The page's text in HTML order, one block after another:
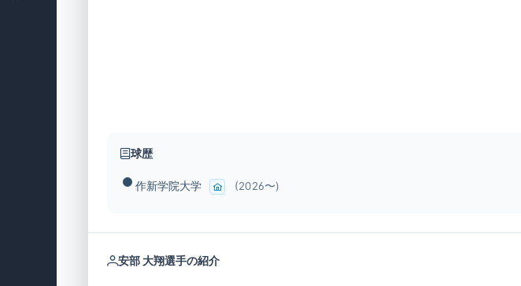
球歴
作新学院大学 (2026〜)
安部 大翔選手の紹介